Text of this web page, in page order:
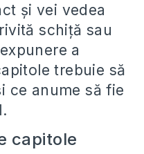
și vei vedea
schiță sau
a
trebuie să
ce anume să fie
capitole